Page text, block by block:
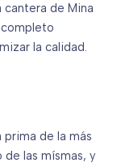
cantera de Mina
la calidad.
de la más
las mísmas, y